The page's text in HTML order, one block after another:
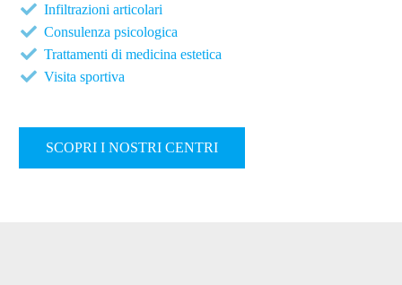
Infiltrazioni articolari
Consulenza psicologica
Trattamenti di medicina estetica
Visita sportiva
SCOPRI I NOSTRI CENTRI